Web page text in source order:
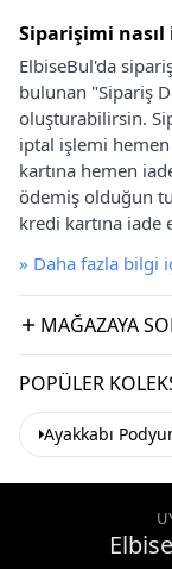
Siparişimi
ElbiseBul'da
bulunan "Sipariş
oluşturabilirsin.
iptal işlemi
kartına hemen
ödemiş olduğun
kredi kartına iade
» Daha fazla bilgi
MAĞAZAYA
POPÜLER
Ayakkabı